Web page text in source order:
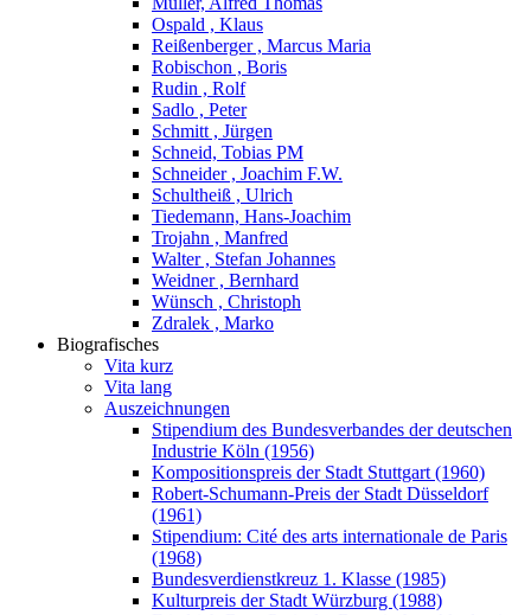
Ospald , Klaus
Reißenberger , Marcus Maria
Robischon , Boris
Rudin , Rolf
Sadlo , Peter
Schmitt , Jürgen
Schneid, Tobias PM
Schneider , Joachim F.W.
Schultheiß , Ulrich
Tiedemann, Hans-Joachim
Trojahn , Manfred
Walter , Stefan Johannes
Weidner , Bernhard
Wünsch , Christoph
Zdralek , Marko
Biografisches
Vita kurz
Vita lang
Auszeichnungen
Stipendium des Bundesverbandes der deutschen
Industrie Köln (1956)
Kompositionspreis der Stadt Stuttgart (1960)
Robert-Schumann-Preis der Stadt Düsseldorf
(1961)
Stipendium: Cité des arts internationale de Paris
(1968)
Bundesverdienstkreuz 1. Klasse (1985)
Kulturpreis der Stadt Würzburg (1988)